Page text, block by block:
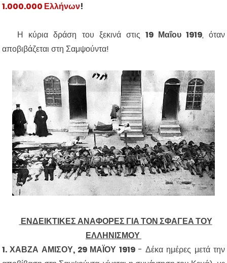
1.000.000 Ελλήνων!
Η κύρια δράση του ξεκινά στις 19 Μαΐου1919, όταν
αποβιβάζεται στη Σαμψούντα!
ΕΝΔΕΙΚΤΙΚΕΣ ΑΝΑΦΟΡΕΣ ΓΙΑ ΤΟΝ ΣΦΑΓΕΑ ΤΟΥ
ΕΛΛΗΝΙΣΜΟΥ
1. ΧΑΒΖΑ ΑΜΙΣΟΥ, 29 ΜΑΪΟΥ 1919- Δέκα ημέρες μετά την